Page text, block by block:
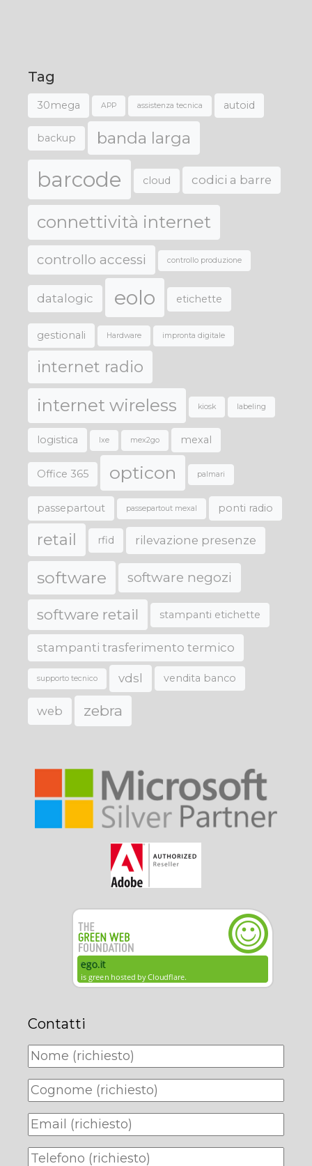
Tag
30mega APP assistenza tecnica autoid
backup banda larga
barcode cloud codici a barre
connettività internet
controllo accessi controllo produzione
datalogic eolo etichette
gestionali Hardware impronta digitale
internet radio
internet wireless kiosk labeling
logistica lxe mex2go mexal
Office 365 opticon palmari
passepartout passepartout mexal ponti radio
retail rfid rilevazione presenze
software software negozi
software retail stampanti etichette
stampanti trasferimento termico
supporto tecnico vdsl vendita banco
web zebra
Contatti